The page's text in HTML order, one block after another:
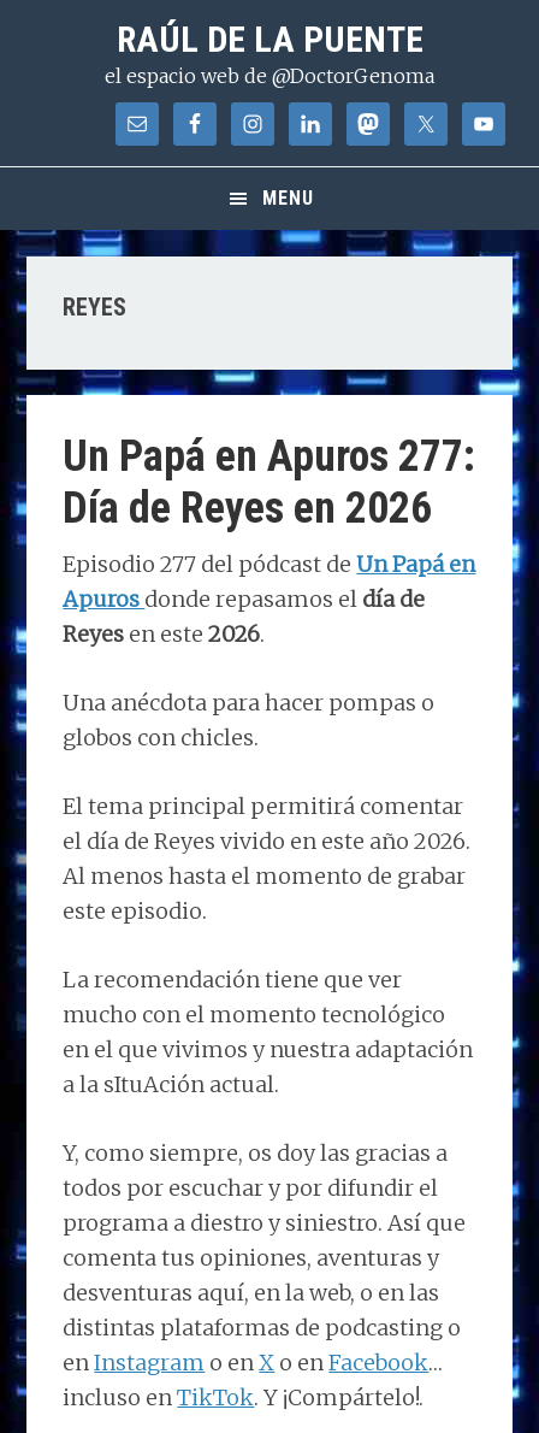
contenido
RAÚL DE LA PUENTE
el espacio web de @DoctorGenoma
MENU
REYES
Un Papá en Apuros 277:
Día de Reyes en 2026
Episodio 277 del pódcast deUn Papá en
Apuros donde repasamos el día de
Reyes en este2026.
Una anécdota para hacer pompas o
globos con chicles.
El tema principal permitirá comentar
el día de Reyes vivido en este año 2026.
Al menos hasta el momento de grabar
este episodio.
La recomendación tiene que ver
mucho con el momento tecnológico
en el que vivimos y nuestra adaptación
a la sItuAción actual.
Y, como siempre, os doy las gracias a
todos por escuchar y por difundir el
programa a diestro y siniestro. Así que
comenta tus opiniones, aventuras y
desventuras aquí, en la web, o en las
distintas plataformas de podcasting o
enInstagram o enX o enFacebook…
incluso enTikTok. Y ¡Compártelo!.